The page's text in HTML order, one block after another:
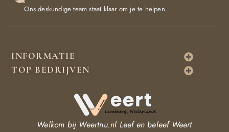
Ons deskundige team staat klaar om je te helpen.
INFORMATIE
TOP BEDRIJVEN
Welkom bij Weertnu.nl Leef en beleef Weert